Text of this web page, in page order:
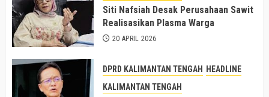
Siti Nafsiah Desak Perusahaan Sawit
Realisasikan Plasma Warga
20 APRIL 2026
DPRD KALIMANTAN TENGAH
HEADLINE
KALIMANTAN TENGAH